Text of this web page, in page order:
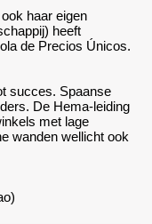
haar eigen
heeft
de Precios Únicos.
succes. Spaanse
De Hema-leiding
met lage
wanden wellicht ook